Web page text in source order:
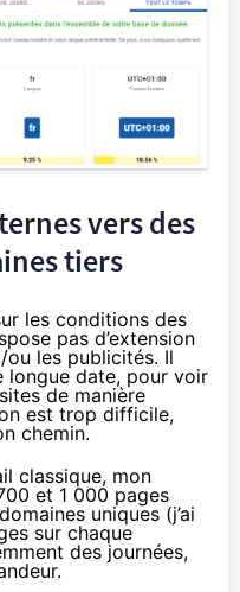
vers des
tiers
les conditions des
pas d’extension
les publicités. Il
longue date, pour voir
de manière
est trop difficile,
chemin.
classique, mon
et 1 000 pages
uniques (j’ai
sur chaque
des journées,